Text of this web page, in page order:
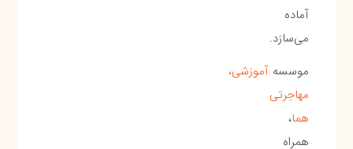
آماده
می‌سازد.
موسسه آموزشی،
مهاجرتی
هما،
همراه